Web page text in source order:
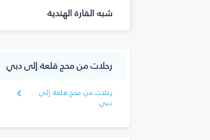
شبه القارة الهندية
رحلات من محج قلعة إلى دبي
رحلات من محج قلعة إلى
دبي